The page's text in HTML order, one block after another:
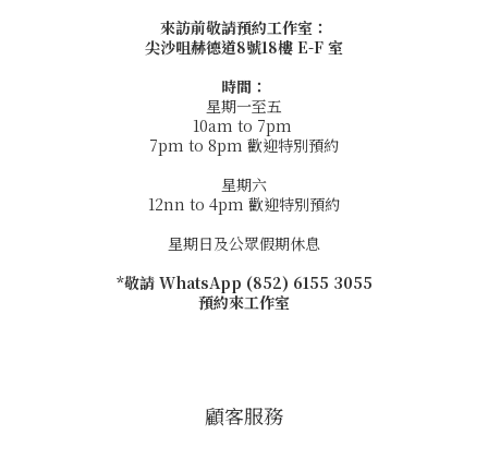
來訪前敬請預約工作室：
尖沙咀赫德道8號18樓 E-F 室
時間：
星期一至五
10am to 7pm
7pm to 8pm 歡迎特別預約
星期六
12nn to 4pm 歡迎特別預約
星期日及公眾假期休息
*敬請 WhatsApp (852) 6155 3055
預約來工作室
顧客服務